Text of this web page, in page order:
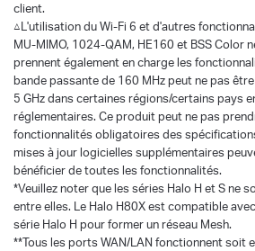
client.
△L'utilisation du Wi-Fi 6 et d'autres
MU-MIMO, 1024-QAM, HE160 et BSS Color
prennent également en charge les
bande passante de 160 MHz peut ne pas
5 GHz dans certaines régions/certains pays
réglementaires. Ce produit peut ne pas
fonctionnalités obligatoires des
mises à jour logicielles supplémentaires
bénéficier de toutes les fonctionnalités.
*Veuillez noter que les séries Halo H et S ne
entre elles. Le Halo H80X est compatible
série Halo H pour former un réseau Mesh.
**Tous les ports WAN/LAN fonctionnent soit